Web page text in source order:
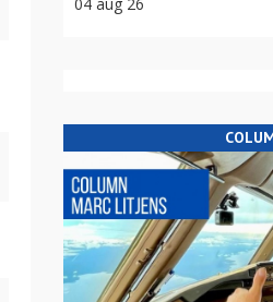
04 aug 26